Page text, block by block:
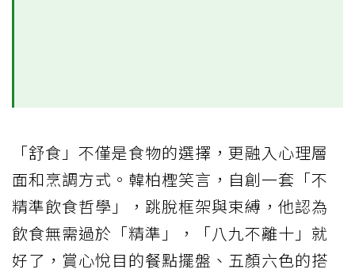
「舒食」不僅是食物的選擇，更融入心理層
面和烹調方式。韓柏檉笑言，自創一套「不
精準飲食哲學」，跳脫框架與束縛，他認為
飲食無需過於「精準」，「八九不離十」就
好了，賞心悅目的餐點擺盤、五顏六色的搭